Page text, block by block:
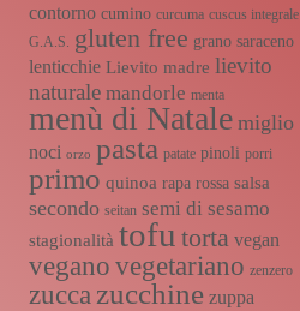
contorno cumino curcuma cuscus integrale
G.A.S.
gluten free grano saraceno
lenticchie Lievito madre lievito
naturale mandorle menta
menù di Natale miglio
noci orzo pasta patate pinoli porri
primo quinoa rapa rossa salsa
secondo seitan semi di sesamo
stagionalità tofu torta vegan
vegano vegetariano zenzero
zucca zucchine zuppa